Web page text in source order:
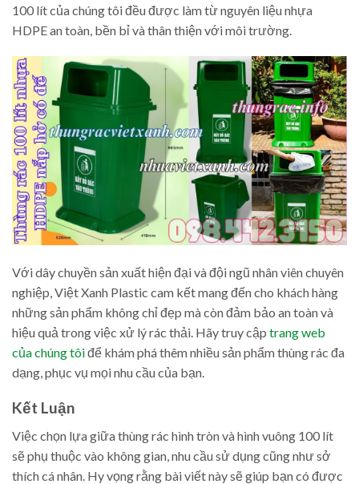
100 lít của chúng tôi đều được làm từ nguyên liệu nhựa
HDPE an toàn, bền bỉ và thân thiện với môi trường.
Với dây chuyền sản xuất hiện đại và đội ngũ nhân viên chuyên
nghiệp, Việt Xanh Plastic cam kết mang đến cho khách hàng
những sản phẩm không chỉ đẹp mà còn đảm bảo an toàn và
hiệu quả trong việc xử lý rác thải. Hãy truy cập trang web
của chúng tôiđể khám phá thêm nhiều sản phẩm thùng rác đa
dạng, phục vụ mọi nhu cầu của bạn.
Kết Luận
Việc chọn lựa giữa thùng rác hình tròn và hình vuông 100 lít
sẽ phụ thuộc vào không gian, nhu cầu sử dụng cũng như sở
thích cá nhân. Hy vọng rằng bài viết này sẽ giúp bạn có được